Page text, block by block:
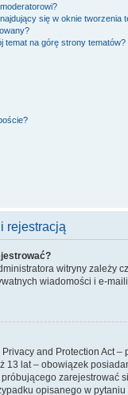
się w oknie tworzenia
temat na górę strony tematów?
rejestracją
witryny zależy
wiadomości i e-
and Protection Act
13 lat – obowiązek
zarejestrować
opisanego w